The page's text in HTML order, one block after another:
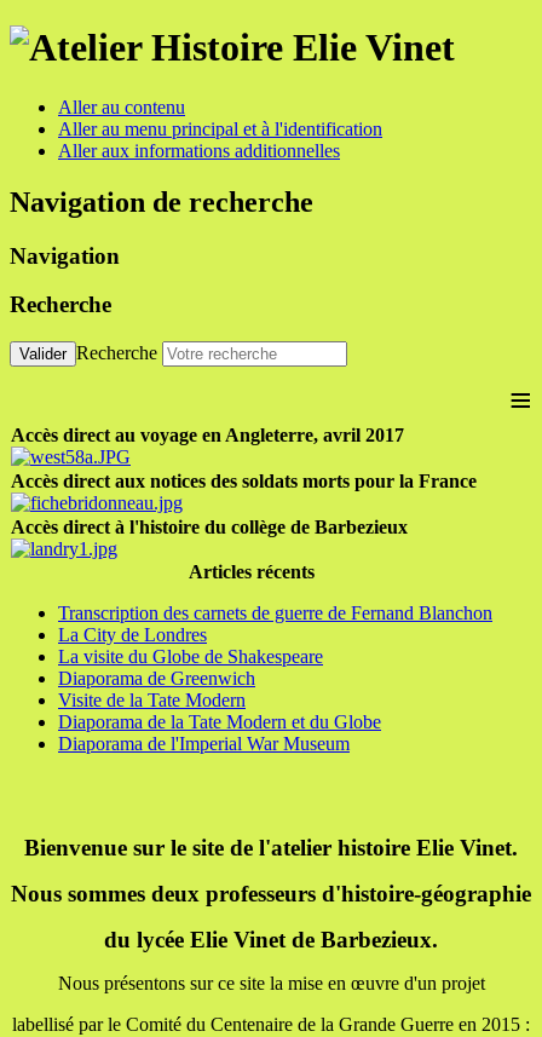
Aller au contenu
Aller au menu principal et à l'identification
Aller aux informations additionnelles
Navigation de recherche
Navigation
Recherche
Valider Recherche
≡
Accès direct au voyage en Angleterre, avril 2017
Accès direct aux notices des soldats morts pour la France
Accès direct à l'histoire du collège de Barbezieux
Articles récents
Transcription des carnets de guerre de Fernand Blanchon
La City de Londres
La visite du Globe de Shakespeare
Diaporama de Greenwich
Visite de la Tate Modern
Diaporama de la Tate Modern et du Globe
Diaporama de l'Imperial War Museum
Bienvenue sur le site de l'atelier histoire Elie Vinet.
Nous sommes deux professeurs d'histoire-géographie
du lycée Elie Vinet de Barbezieux.
Nous présentons sur ce site la mise en œuvre d'un projet
labellisé par le Comité du Centenaire de la Grande Guerre en 2015 :